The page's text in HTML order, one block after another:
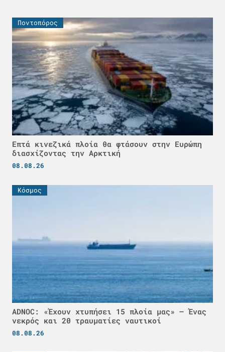
Ποντοπόρος
Επτά κινεζικά πλοία θα φτάσουν στην Ευρώπη
διασχίζοντας την Αρκτική
08.08.26
Κόσμος
ADNOC: «Έχουν χτυπήσει 15 πλοία μας» – Ένας
νεκρός και 20 τραυματίες ναυτικοί
08.08.26